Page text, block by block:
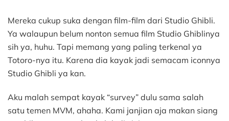
Mereka cukup suka dengan film-film dari Studio Ghibli.
Ya walaupun belum nonton semua film Studio Ghiblinya
sih ya, huhu. Tapi memang yang paling terkenal ya
Totoro-nya itu. Karena dia kayak jadi semacam iconnya
Studio Ghibli ya kan.
Aku malah sempat kayak “survey” dulu sama salah
satu temen MVM, ahaha. Kami janjian aja makan siang